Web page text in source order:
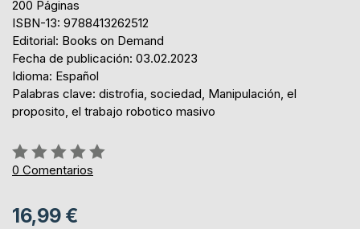
200 Páginas
ISBN-13: 9788413262512
Editorial: Books on Demand
Fecha de publicación: 03.02.2023
Idioma: Español
Palabras clave: distrofia, sociedad, Manipulación, el
proposito, el trabajo robotico masivo
Rating:
0%
0 Comentarios
16,99 €